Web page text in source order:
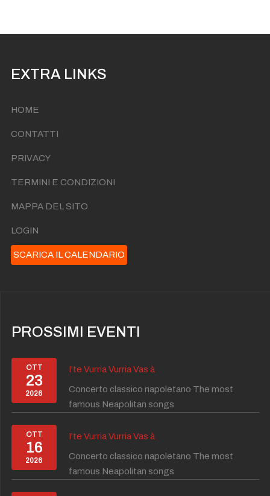
EXTRA LINKS
HOME
CONTATTI
PRIVACY
TERMINI E CONDIZIONI
MAPPA DEL SITO
LOGIN
SCARICA IL CALENDARIO
PROSSIMI EVENTI
OTT
23
2026
I'te Vurria Vurria Vas à
Concerto classico napoletano The most
famous Neapolitan songs
OTT
16
2026
I'te Vurria Vurria Vas à
Concerto classico napoletano The most
famous Neapolitan songs